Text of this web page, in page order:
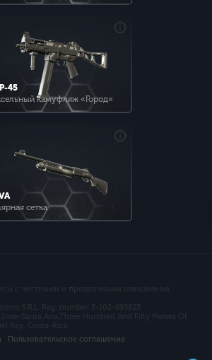
45
камуфляж «Город»
сетка
Пользовательское соглашение